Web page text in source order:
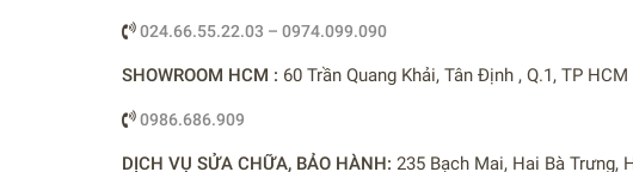
024.66.55.22.03 – 0974.099.090
SHOWROOM HCM : 60 Trần Quang Khải, Tân Định , Q.1, TP HCM
0986.686.909
DỊCH VỤ SỬA CHỮA, BẢO HÀNH: 235 Bạch Mai, Hai Bà Trưng,